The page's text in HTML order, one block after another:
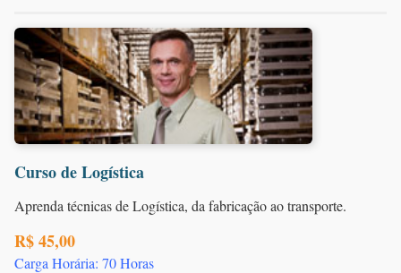
Curso de Logística
Aprenda técnicas de Logística, da fabricação ao transporte.
R$ 45,00
Carga Horária: 70 Horas